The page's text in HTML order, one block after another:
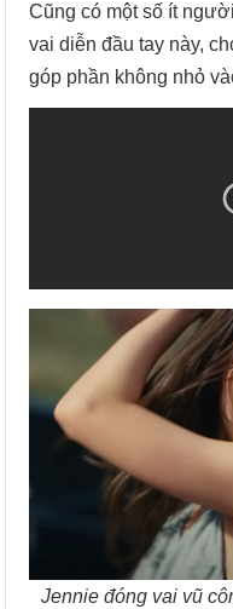
Cũng có một số ít
vai diễn đầu tay này,
góp phần không nhỏ
Jennie đóng vai vũ